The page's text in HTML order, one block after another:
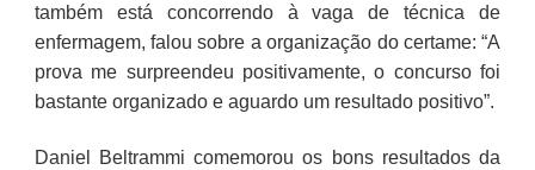
também está concorrendo à vaga de técnica de
enfermagem, falou sobre a organização do certame: “A
prova me surpreendeu positivamente, o concurso foi
bastante organizado e aguardo um resultado positivo”.
Daniel Beltrammi comemorou os bons resultados da